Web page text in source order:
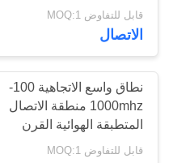
جهاز
الطائرات
96
لنظام التشويش المحمول
للطائرات بدون طيار
قابل للتفاوض MOQ:1
الاتصال
نطاق واسع الاتجاهية 100-
1000mhz منطقة الاتصال
المتطبقة الهوائية القرن
قابل للتفاوض MOQ:1